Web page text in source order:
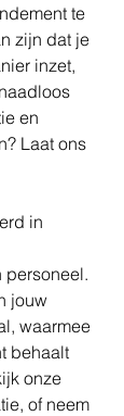
te
zijn dat je
inzet,
en
Laat ons
in
personeel.
jouw
waarmee
behaalt
onze
of neem